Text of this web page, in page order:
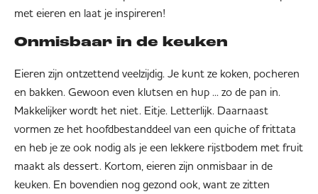
met eieren en laat je inspireren!
Onmisbaar in de keuken
Eieren zijn ontzettend veelzijdig. Je kunt ze koken, pocheren
en bakken. Gewoon even klutsen en hup ... zo de pan in.
Makkelijker wordt het niet. Eitje. Letterlijk. Daarnaast
vormen ze het hoofdbestanddeel van een quiche of frittata
en heb je ze ook nodig als je een lekkere rijstbodem met fruit
maakt als dessert. Kortom, eieren zijn onmisbaar in de
keuken. En bovendien nog gezond ook, want ze zitten